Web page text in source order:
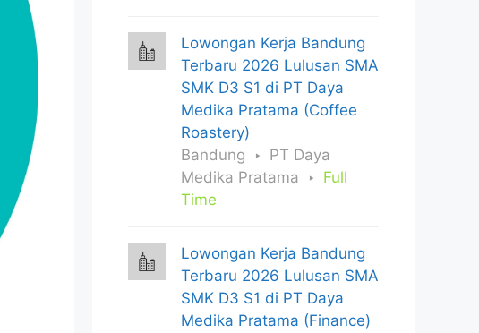
Lowongan Kerja Bandung
Terbaru 2026 Lulusan SMA
SMK D3 S1 di PT Daya
Medika Pratama (Coffee
Roastery)
Bandung
PT Daya
Medika Pratama
Full
Time
Lowongan Kerja Bandung
Terbaru 2026 Lulusan SMA
SMK D3 S1 di PT Daya
Medika Pratama (Finance)